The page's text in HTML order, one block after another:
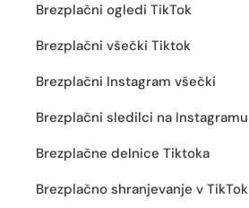
Brezplačni ogledi TikTok
Brezplačni všečki Tiktok
Brezplačni Instagram všečki
Brezplačni sledilci na Instagramu
Brezplačne delnice Tiktoka
Brezplačno shranjevanje v TikTok